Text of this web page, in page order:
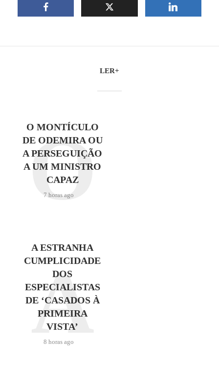
LER+
O MONTÍCULO
DE ODEMIRA OU
A PERSEGUIÇÃO
A UM MINISTRO
CAPAZ
7 horas ago
O
A ESTRANHA
CUMPLICIDADE
DOS
ESPECIALISTAS
DE ‘CASADOS À
PRIMEIRA
VISTA’
8 horas ago
A